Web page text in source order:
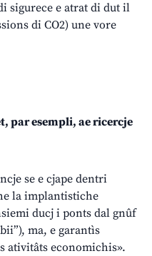
sigurece e atrat di dut il
di CO2) une vore
par esempli, ae ricercje
se e cjape dentri
la implantistiche
ducj i ponts dal gnûf
ma, e garantìs
ativitâts economichis».